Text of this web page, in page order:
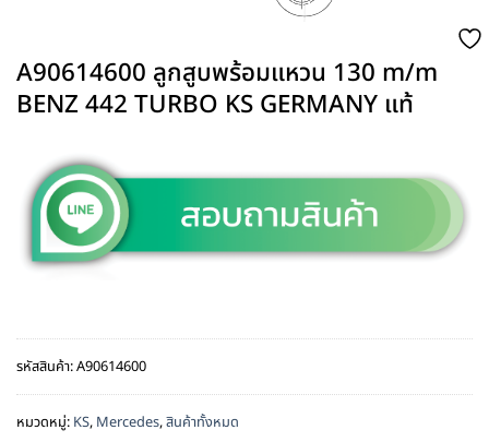
A90614600 ลูกสูบพร้อมแหวน 130 m/m
BENZ 442 TURBO KS GERMANY แท้
รหัสสินค้า:A90614600
หมวดหมู่: KS, Mercedes,สินค้าทั้งหมด